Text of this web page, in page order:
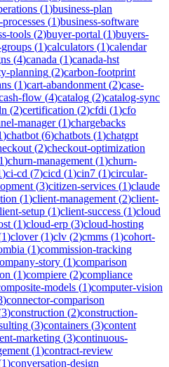
(1)business-plan
(1)business-software
tools (2)buyer-portal (1)buyers-
(1)calculators (1)calendar
(4)canada (1)canada-hst
planning (2)carbon-footprint
(1)cart-abandonment (2)case-
flow (4)catalog (2)catalog-sync
(2)certification (2)cfdi (1)cfo
manager(1)chargebacks
)chatbot (6)chatbots (1)chatgpt
(2)checkout-optimization
1)churn-management (1)churn-
)ci-cd (7)cicd (1)cin7 (1)circular-
(3)citizen-services (1)claude
(1)client-management (2)client-
setup (1)client-success (1)cloud
(1)cloud-erp (3)cloud-hosting
1)clover(1)clv (2)cmms (1)cohort-
(1)commission-tracking
story (1)comparison
(1)compiere (2)compliance
models (1)computer-vision
)connector-comparison
3)construction (2)construction-
(3)containers (3)content
marketing (3)continuous-
(1)contract-review
1)conversation-design